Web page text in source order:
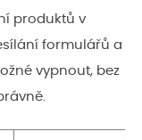
produktů v
formulářů a
vypnout, bez